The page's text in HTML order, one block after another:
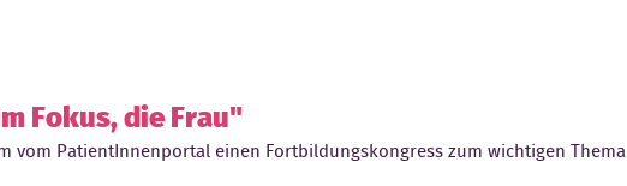
Fokus, die Frau"
vom PatientInnenportal einen Fortbildungskongress zum wichtigen Thema